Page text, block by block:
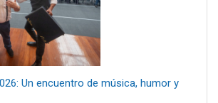
Un encuentro de música, humor y